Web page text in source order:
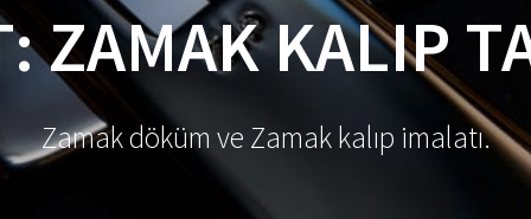
ZAMAK KALIP
Zamak döküm ve Zamak kalıp imalatı.